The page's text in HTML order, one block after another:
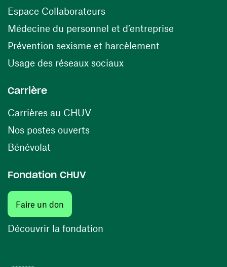
Espace Collaborateurs(ouvre une nouvelle fenêtre)
Médecine du personnel et d’entreprise
Prévention sexisme et harcèlement
Usage des réseaux sociaux(ouvre une nouvelle
Carrière
Carrières au CHUV(ouvre une nouvelle fenêtre)
Nos postes ouverts(ouvre une nouvelle fenêtre)
Bénévolat
Fondation CHUV
Faire un don
Découvrir la fondation